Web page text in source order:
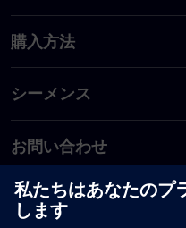
購入方法
シーメンス
お問い合わせ
PLM製品のお問い合わせ
EDA製品のお問い合わせ